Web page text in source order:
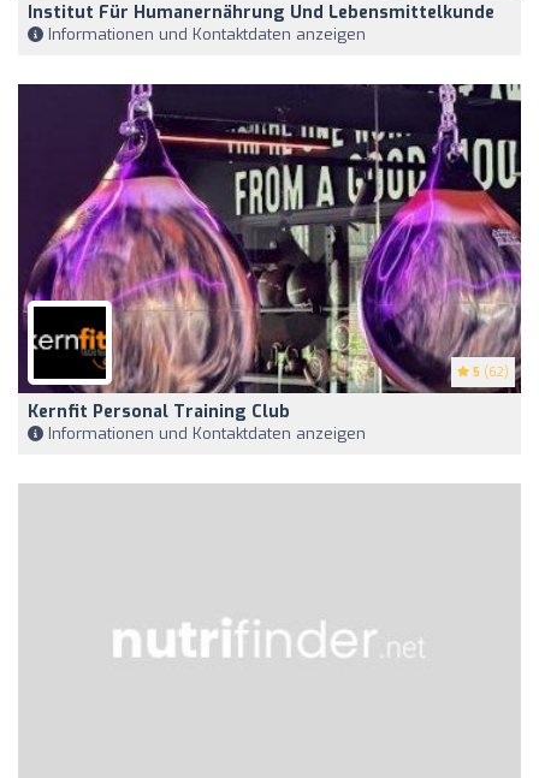
Institut Für Humanernährung Und Lebensmittelkunde
Informationen und Kontaktdaten anzeigen
5 (62)
Kernfit Personal Training Club
Informationen und Kontaktdaten anzeigen